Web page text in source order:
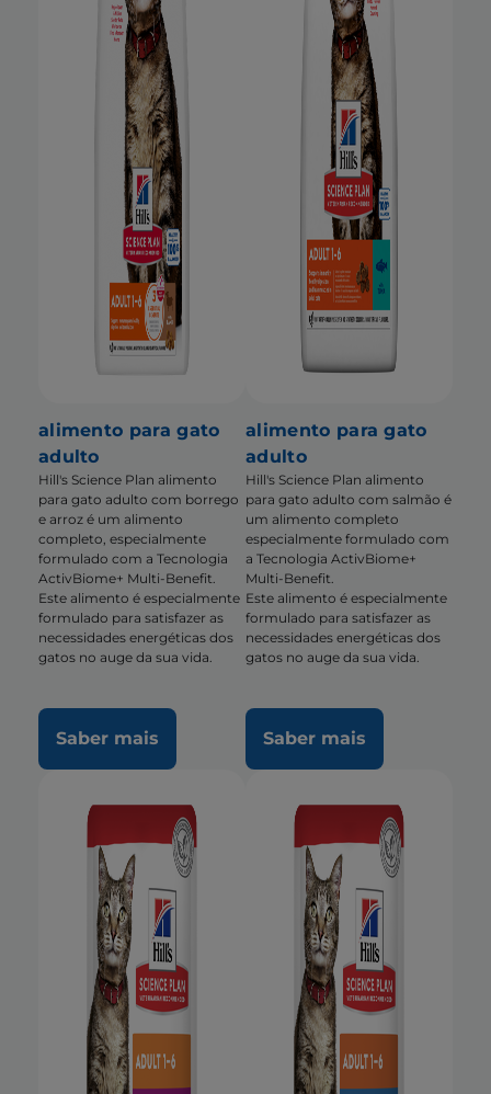
alimento para gato
adulto
Hill's Science Plan alimento
para gato adulto com borrego
e arroz é um alimento
completo, especialmente
formulado com a Tecnologia
ActivBiome+ Multi-Benefit.
Este alimento é especialmente
formulado para satisfazer as
necessidades energéticas dos
gatos no auge da sua vida.
Saber mais
alimento para gato
adulto
Hill's Science Plan alimento
para gato adulto com salmão é
um alimento completo
especialmente formulado com
a Tecnologia ActivBiome+
Multi-Benefit.
Este alimento é especialmente
formulado para satisfazer as
necessidades energéticas dos
gatos no auge da sua vida.
Saber mais